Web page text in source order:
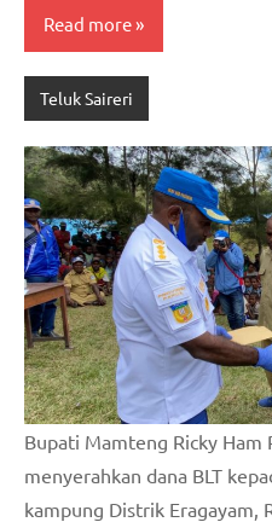
Read more
Teluk Saireri
Bupati Mamteng Ricky Ham
menyerahkan dana BLT
kampung Distrik Eragayam,